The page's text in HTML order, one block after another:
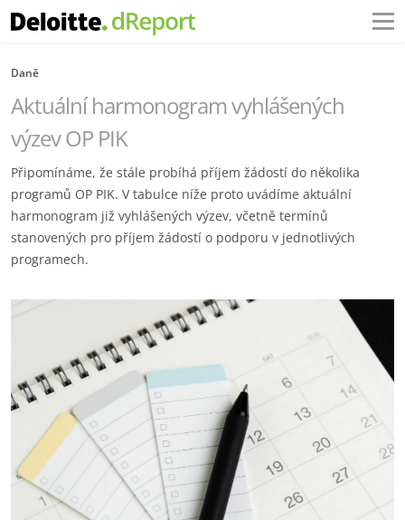
Daně
Aktuální harmonogram vyhlášených
výzev OP PIK
Připomínáme, že stále probíhá příjem žádostí do několika
programů OP PIK. V tabulce níže proto uvádíme aktuální
harmonogram již vyhlášených výzev, včetně termínů
stanovených pro příjem žádostí o podporu v jednotlivých
programech.